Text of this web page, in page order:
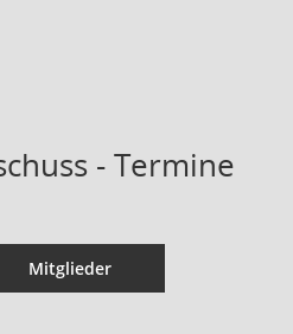
- Termine
Mitglieder